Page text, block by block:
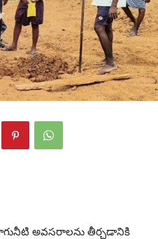
అవసరాలను తీర్చడానికి